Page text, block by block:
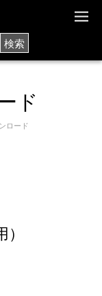
U
ド
ロード